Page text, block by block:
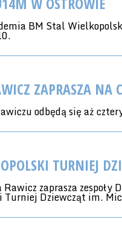
BM Stal
ZAPRASZA NA
odbędą się aż
TURNIEJ
Rawicz zaprasza
Turniej Dziewcząt im.